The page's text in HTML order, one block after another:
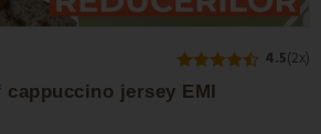
4.5(2x)
cappuccino jersey EMI